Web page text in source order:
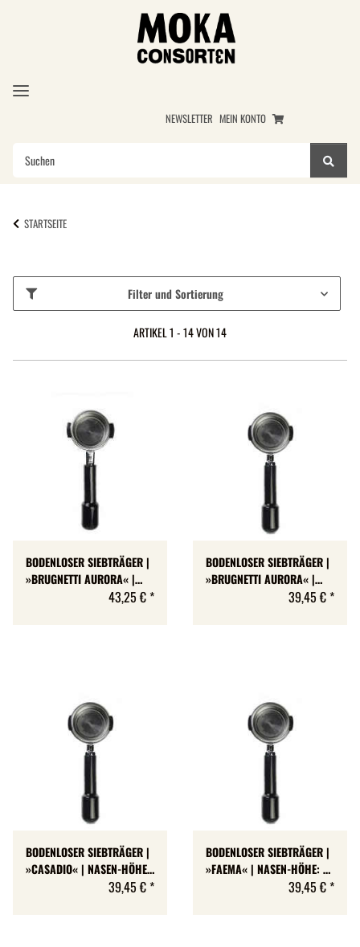
NEWSLETTER MEIN KONTO
STARTSEITE
Filter und Sortierung
ARTIKEL 1 - 14 VON 14
BODENLOSER SIEBTRÄGER |
»BRUGNETTI AURORA« |
NASEN-HÖHE: 7 MM43,25 € *
BODENLOSER SIEBTRÄGER |
»BRUGNETTI AURORA« |
NASEN-HÖHE: 7 MM39,45 € *
BODENLOSER SIEBTRÄGER |
»CASADIO« | NASEN-HÖHE:
39,45 € *
BODENLOSER SIEBTRÄGER |
»FAEMA« | NASEN-HÖHE: 7
39,45 € *